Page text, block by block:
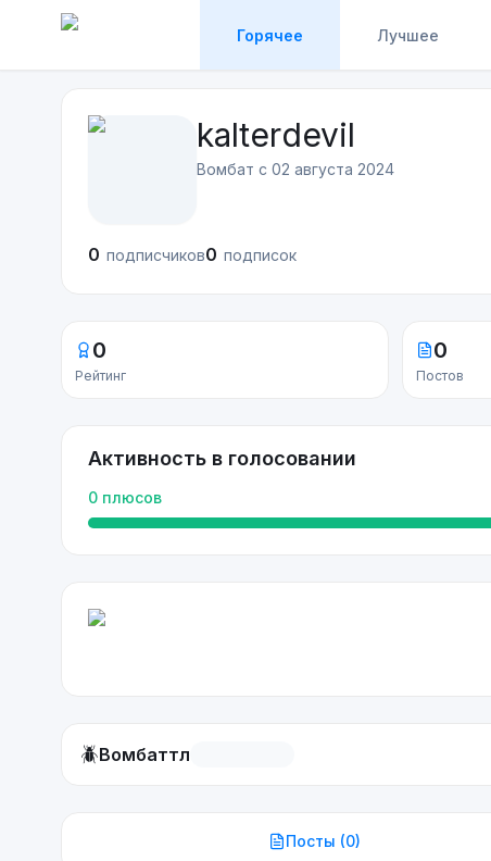
Горячее Лучшее
kalterdevil
Вомбат с 02 августа 2024
0 подписчиков0 подписок
0
Рейтинг
0
Постов
Активность в голосовании
0 плюсов
🪲Вомбаттл
Посты (0)